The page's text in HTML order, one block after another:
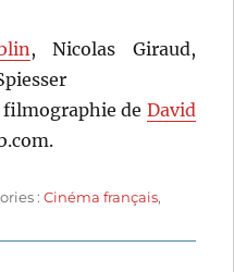
, Nicolas Giraud,
de David
:Cinéma français,